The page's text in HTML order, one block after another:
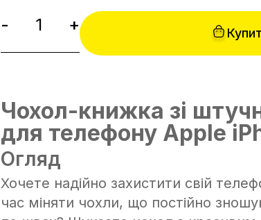
- +
Чохол-книжка зі
для телефону Apple
Огляд
Хочете надійно захистити свій
час міняти чохли, що постійно